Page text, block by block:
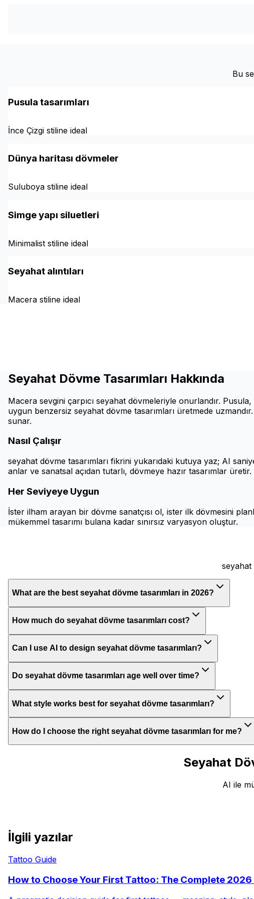
Bu
Pusula tasarımları
İnce Çizgi stiline ideal
Dünya haritası dövmeler
Suluboya stiline ideal
Simge yapı siluetleri
Minimalist stiline ideal
Seyahat alıntıları
Macera stiline ideal
Seyahat Dövme Tasarımları Hakkında
Macera sevgini çarpıcı seyahat dövmeleriyle onurlandır.
uygun benzersiz seyahat dövme tasarımları üretmede
sunar.
Nasıl Çalışır
seyahat dövme tasarımları fikrini yukarıdaki kutuya yaz; AI
anlar ve sanatsal açıdan tutarlı, dövmeye hazır tasarımlar üretir.
Her Seviyeye Uygun
İster ilham arayan bir dövme sanatçısı ol, ister ilk dövmesini
mükemmel tasarımı bulana kadar sınırsız varyasyon oluştur.
seyahat
What are the best seyahat dövme tasarımları in 2026?
How much do seyahat dövme tasarımları cost?
Can I use AI to design seyahat dövme tasarımları?
Do seyahat dövme tasarımları age well over time?
What style works best for seyahat dövme tasarımları?
How do I choose the right seyahat dövme tasarımları for me?
Seyahat
AI ile
İlgili yazılar
Tattoo Guide
How to Choose Your First Tattoo: The Complete 2026